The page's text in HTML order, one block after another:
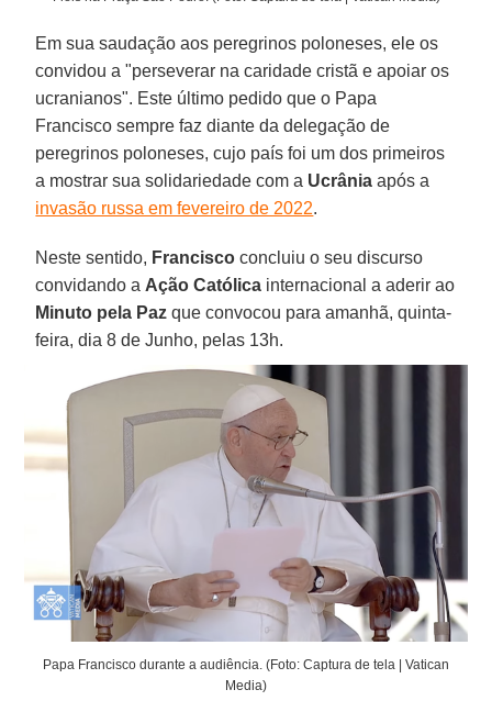
Em sua saudação aos peregrinos poloneses, ele os
convidou a "perseverar na caridade cristã e apoiar os
ucranianos". Este último pedido que o Papa
Francisco sempre faz diante da delegação de
peregrinos poloneses, cujo país foi um dos primeiros
a mostrar sua solidariedade com a Ucrânia após a
invasão russa em fevereiro de 2022.
Neste sentido, Francisco concluiu o seu discurso
convidando a Ação Católica internacional a aderir ao
Minuto pela Paz que convocou para amanhã, quinta-
feira, dia 8 de Junho, pelas 13h.
Papa Francisco durante a audiência. (Foto: Captura de tela | Vatican
Media)